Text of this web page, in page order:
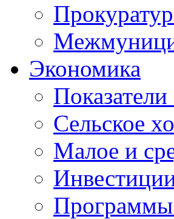
Экономика
Сельское
Малое и
Программы